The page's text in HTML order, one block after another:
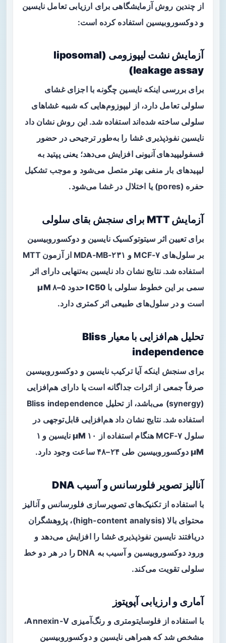
از چندین روش آزمایشگاهی برای ارزیابی تعامل نایسین
و دوکسوروبیسین استفاده کرده است:
آزمایش نشت لیپوزومی (liposomal
leakage assay)
برای بررسی اینکه نایسین چگونه با اجزای غشای
سلولی تعامل دارد، از لیپوزوم‌هایی که شبیه غشاهای
سلولی ساخته شده‌اند استفاده شد. این روش نشان داد
نایسین نفوذپذیری غشا را به‌طور ترجیحی در حضور
فسفولیپیدهای آنیونی افزایش می‌دهد؛ یعنی پپتید به
لیپیدهای بار منفی بهتر متصل می‌شود و موجب تشکیل
حفره (pores) یا اختلال در غشا می‌شود.
آزمایش MTT برای سنجش بقای سلولی
برای تعیین اثر سیتوتوکسیک نایسین و دوکسوروبیسین
بر سلول‌های MCF-۷ و MDA-MB-۲۳۱ از آزمون MTT
استفاده شد. نتایج نشان داد نایسین به‌تنهایی دارای اثر
سمی بر این خطوط سلولی با IC50 حدود ۵–۸ µM
است و در سلول‌های طبیعی اثر کمتری دارد.
تحلیل هم‌افزایی با معیار Bliss
independence
برای سنجش اینکه آیا ترکیب نایسین و دوکسوروبیسین
صرفاً جمعی از اثرات جداگانه است یا دارای هم‌افزایی
(synergy) می‌باشد، از تحلیل Bliss independence
استفاده شد. نتایج نشان داد هم‌افزایی قابل‌توجهی در
سلول MCF-۷ هنگام استفاده از
۱۰ µM نایسین و ۱
µM دوکسوروبیسین
طی ۲۴–۴۸ ساعت وجود دارد.
آنالیز تصویر فلورسانس و آسیب DNA
با استفاده از تکنیک‌های تصویرسازی فلورسانس و آنالیز
محتوای بالا (high-content analysis)، پژوهشگران
دریافتند نایسین نفوذپذیری غشا را افزایش می‌دهد و
ورود دوکسوروبیسین و آسیب به DNA را در هر دو خط
سلولی تقویت می‌کند.
آماری و ارزیابی آپوپتوز
با استفاده از فلوسایتومتری
و رنگ‌آمیزی Annexin-V،
مشخص شد که همراهی نایسین و دوکسوروبیسین